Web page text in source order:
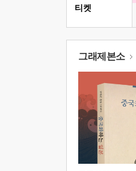
티켓
그래제본소